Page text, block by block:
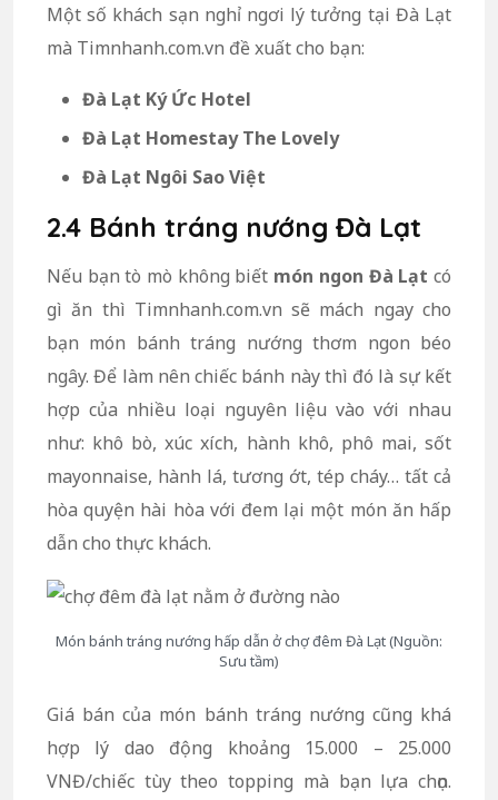
Một số khách sạn nghỉ ngơi lý tưởng tại Đà Lạt
mà Timnhanh.com.vn đề xuất cho bạn:
Đà Lạt Ký Ức Hotel
Đà Lạt Homestay The Lovely
Đà Lạt Ngôi Sao Việt
2.4 Bánh tráng nướng Đà Lạt
Nếu bạn tò mò không biết món ngon Đà Lạt có
gì ăn thì Timnhanh.com.vn sẽ mách ngay cho
bạn món bánh tráng nướng thơm ngon béo
ngây.Để làm nên chiếc bánh này thì đó là sự kết
hợp của nhiều loại nguyên liệu vào với nhau
như: khô bò, xúc xích, hành khô, phô mai, sốt
mayonnaise, hành lá, tương ớt, tép cháy… tất cả
hòa quyện hài hòa với đem lại một món ăn hấp
dẫn cho thực khách.
Món bánh tráng nướng hấp dẫn ở chợ đêm Đà Lạt (Nguồn:
Sưu tầm)
Giá bán của món bánh tráng nướng cũng khá
hợp lý dao động khoảng 15.000 – 25.000
VNĐ/chiếc tùy theo topping mà bạn lựa chọn.